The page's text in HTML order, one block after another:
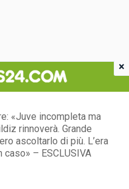
«Juve incompleta ma
rinnoverà. Grande
ascoltarlo di più. L’era
– ESCLUSIVA
×